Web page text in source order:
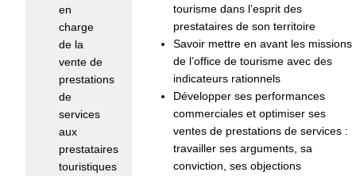
en
charge
de la
vente de
prestations
de
services
aux
prestataires
touristiques
tourisme dans l’esprit des
prestataires de son territoire
Savoir mettre en avant les missions
de l’office de tourisme avec des
indicateurs rationnels
Développer ses performances
commerciales et optimiser ses
ventes de prestations de services :
travailler ses arguments, sa
conviction, ses objections